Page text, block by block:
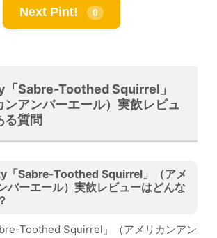
Next Pint! 0
Sabre-Toothed Squirrel」
ンアンバーエール）実飲レビュ
る質問
「Sabre-Toothed Squirrel」（アメ
バーエール）実飲レビューはどんな
Toothed Squirrel」（アメリカンアン